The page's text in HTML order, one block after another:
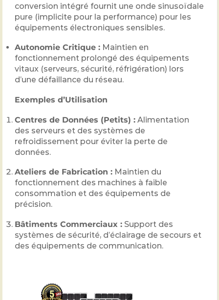
conversion intégré fournit une onde sinusoïdale
pure (implicite pour la performance) pour les
équipements électroniques sensibles.
Autonomie Critique : Maintien en
fonctionnement prolongé des équipements
vitaux (serveurs, sécurité, réfrigération) lors
d’une défaillance du réseau.
Exemples d’Utilisation
Centres de Données (Petits) : Alimentation
des serveurs et des systèmes de
refroidissement pour éviter la perte de
données.
Ateliers de Fabrication : Maintien du
fonctionnement des machines à faible
consommation et des équipements de
précision.
Bâtiments Commerciaux : Support des
systèmes de sécurité, d’éclairage de secours et
des équipements de communication.